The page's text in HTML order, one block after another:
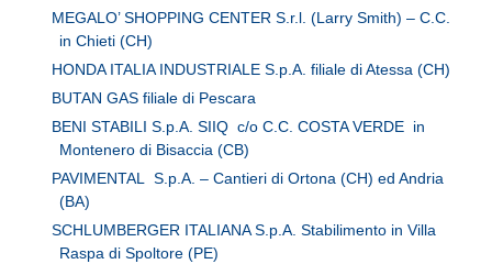
MEGALO’ SHOPPING CENTER S.r.l. (Larry Smith) – C.C.
in Chieti (CH)
HONDA ITALIA INDUSTRIALE S.p.A. filiale di Atessa (CH)
BUTAN GAS filiale di Pescara
BENI STABILI S.p.A. SIIQ c/o C.C. COSTA VERDE in
Montenero di Bisaccia (CB)
PAVIMENTAL S.p.A. – Cantieri di Ortona (CH) ed Andria
(BA)
SCHLUMBERGER ITALIANA S.p.A. Stabilimento in Villa
Raspa di Spoltore (PE)